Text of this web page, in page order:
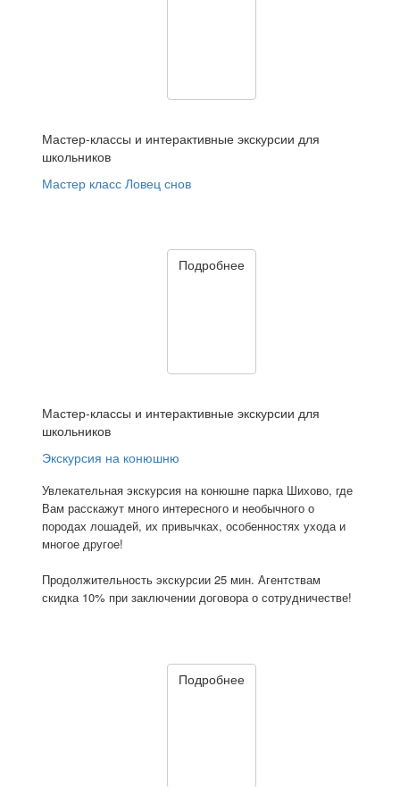
Мастер-классы и интерактивные экскурсии для
школьников
Мастер класс Ловец снов
Подробнее
Мастер-классы и интерактивные экскурсии для
школьников
Экскурсия на конюшню
Увлекательная экскурсия на конюшне парка Шихово, где
Вам расскажут много интересного и необычного о
породах лошадей, их привычках, особенностях ухода и
многое другое!
Продолжительность экскурсии 25 мин. Агентствам
скидка 10% при заключении договора о сотрудничестве!
Подробнее